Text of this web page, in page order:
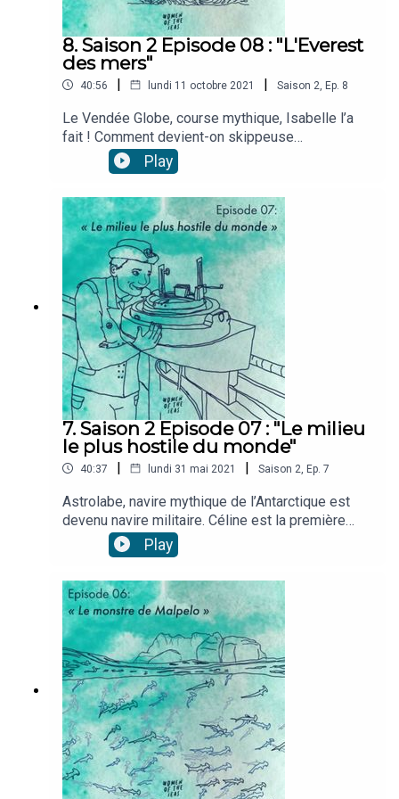
Kelly Fraser
8. Saison 2 Episode 08 : "L'Everest
des mers"
40:56 | lundi 11 octobre 2021 | Saison 2 Ep. 8
Le Vendée Globe, course mythique, Isabelle l’a
fait ! Comment devient-on skippeuse
professionnelle, comment se prépare-t-on à
cette course incroyable, comment gère-t-on 108
raconte ce métier et cette expérience incroyable
qu’est la course au grand large.
Play
7. Saison 2 Episode 07 : "Le milieu
le plus hostile du monde"
40:37 | lundi 31 mai 2021 | Saison 2, Ep. 7
Astrolabe, navire mythique de l’Antarctique est
devenu navire militaire. Céline est la première
femme commandante de ce navire. Découvrez le
rôle d’un commandant de marine nationale, son
métier, sa formation et embarquez pour le
continent blanc à bord de ce navire ravitailleur de
l'extrême.
Play